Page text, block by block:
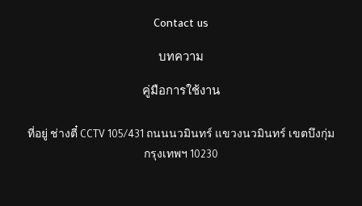
Contact us
บทความ
คู่มือการใช้งาน
ที่อยู่ ช่างตี๋ CCTV 105/431 ถนนนวมินทร์ แขวงนวมินทร์ เขตบึงกุ่ม
กรุงเทพฯ 10230